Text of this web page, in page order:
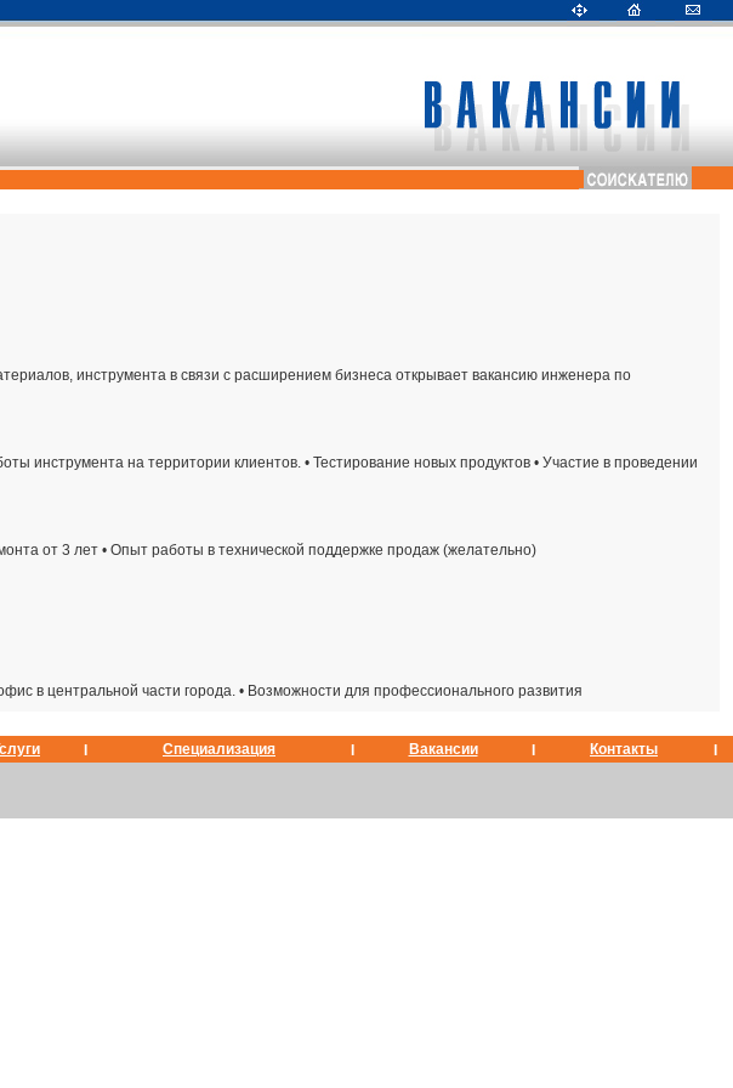
инструмента в связи с расширением бизнеса открывает вакансию инженера по
инструмента на территории клиентов. • Тестирование новых продуктов • Участие в проведении
от 3 лет • Опыт работы в технической поддержке продаж (желательно)
в центральной части города. • Возможности для профессионального развития
Специализация Вакансии Контакты